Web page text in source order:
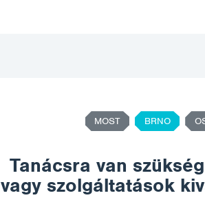
MOST BRNO
Tanácsra van
vagy szolgáltatások